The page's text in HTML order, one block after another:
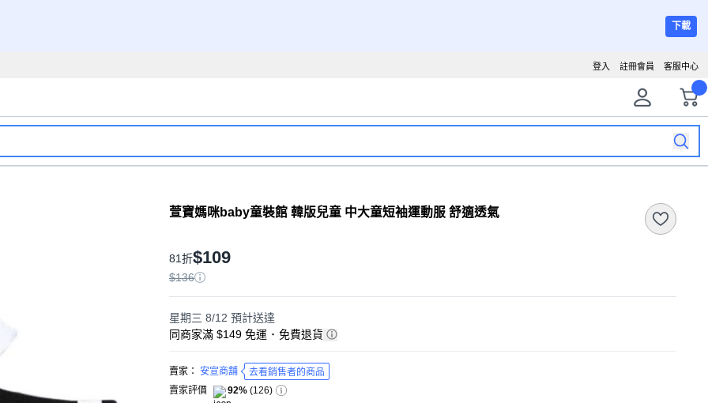
下載
客服中心
註冊會員
登入
萱寶媽咪baby童裝館 韓版兒童 中大童短袖運動服 舒適透氣
81折$109
$136
星期三 8/12 預計送達
同商家滿 $149 免運 ･ 免費退貨
賣家： 安宣商舖
去看銷售者的商品
賣家評價
92% (126)